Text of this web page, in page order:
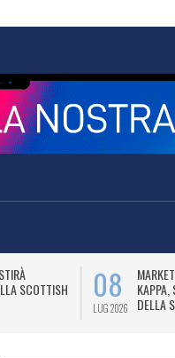
SCOTTISH
08
LUG 2026
KAPPA,
DELLA